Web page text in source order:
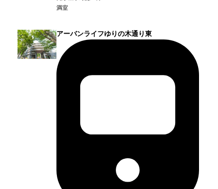
満室
アーバンライフゆりの木通り東